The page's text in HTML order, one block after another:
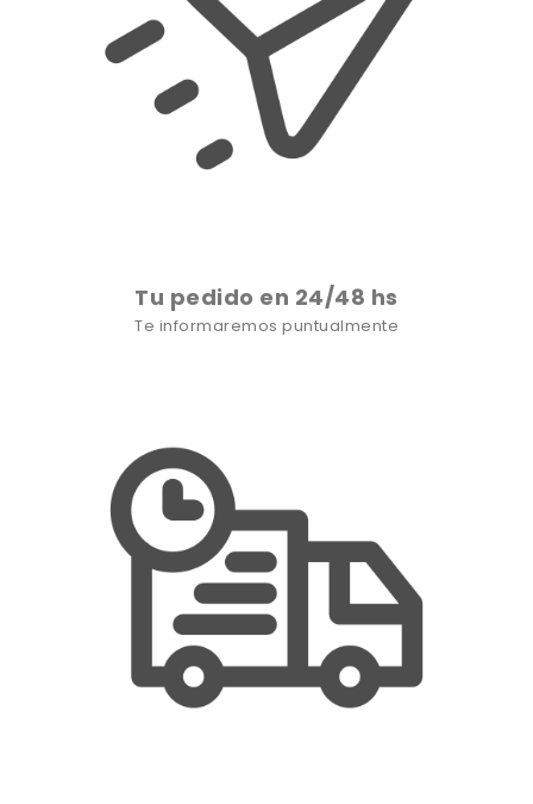
Tu pedido en 24/48 hs
Te informaremos puntualmente